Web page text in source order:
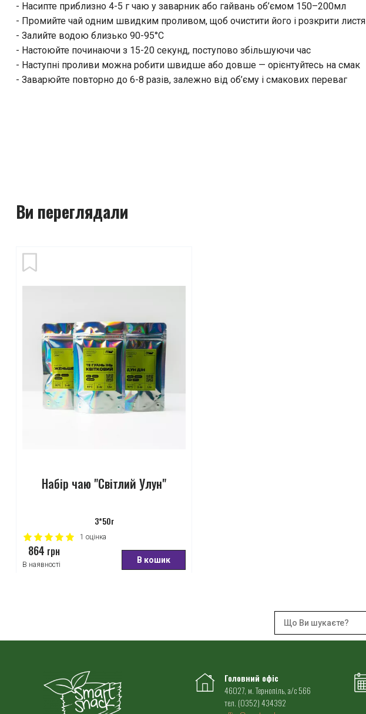
- Насипте приблизно 4-5 г чаю у заварник або гайвань об’ємом 150–200мл
- Промийте чай одним швидким проливом, щоб очистити його і розкрити листя
- Залийте водою близько 90-95°C
- Настоюйте починаючи з 15-20 секунд, поступово збільшуючи час
- Наступні проливи можна робити швидше або довше — орієнтуйтесь на смак
- Заварюйте повторно до 6-8 разів, залежно від об’єму і смакових переваг
Ви переглядали
Набір чаю "Світлий Улун"
3*50г
1 оцінка
864 грн
В наявності В кошик
Головний офіс
46027, м. Тернопіль, a/c 566
тел. (0352) 434392